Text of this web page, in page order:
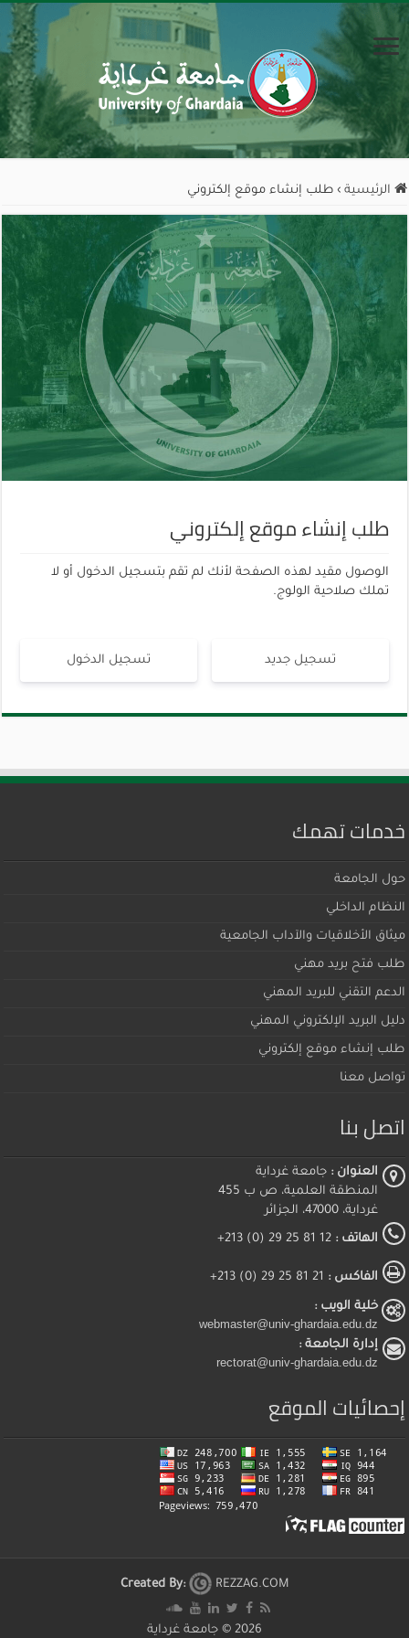
الرئيسية › طلب إنشاء موقع إلكتروني
طلب إنشاء موقع إلكتروني
الوصول مقيد لهذه الصفحة لأنك لم تقم بتسجيل الدخول أو لا
تملك صلاحية الولوج.
تسجيل الدخول تسجيل جديد
خدمات تهمك
حول الجامعة
النظام الداخلي
ميثاق اﻷخلاقيات والآداب الجامعية
طلب فتح بريد مهني
الدعم التقني للبريد المهني
دليل البريد الإلكتروني المهني
طلب إنشاء موقع إلكتروني
تواصل معنا
اتصل بنا
العنوان : جامعة غرداية
المنطقة العلمية، ص ب 455
غرداية، 47000، الجزائر
الهاتف : 12 81 25 29 (0) 213+
الفاكس :
خلية الويب :
webmaster@univ-ghardaia.edu.dz
إدارة الجامعة :
rectorat@univ-ghardaia.edu.dz
إحصائيات الموقع
Created By: REZZAG.COM
2026 © جامعة غرداية